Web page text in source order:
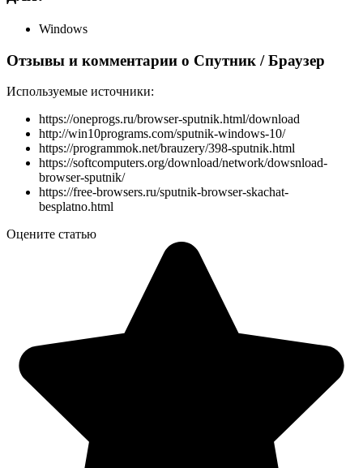
Windows
Отзывы и комментарии о Спутник / Браузер
Используемые источники:
https://oneprogs.ru/browser-sputnik.html/download
http://win10programs.com/sputnik-windows-10/
https://programmok.net/brauzery/398-sputnik.html
https://softcomputers.org/download/network/dowsnload-
browser-sputnik/
https://free-browsers.ru/sputnik-browser-skachat-
besplatno.html
Оцените статью